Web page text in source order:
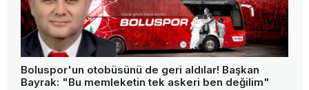
Boluspor'un otobüsünü de geri aldılar! Başkan
Bayrak: "Bu memleketin tek askeri ben değilim"